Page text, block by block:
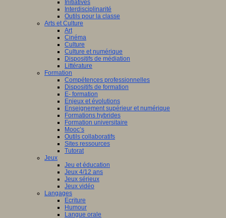
Initiatives
Interdisciplinarité
Outils pour la classe
Arts et Culture
Art
Cinéma
Culture
Culture et numérique
Dispositifs de médiation
Littérature
Formation
Compétences professionnelles
Dispositifs de formation
E- formation
Enjeux et évolutions
Enseignement supérieur et numérique
Formations hybrides
Formation universitaire
Mooc’s
Outils collaboratifs
Sites ressources
Tutorat
Jeux
Jeu et éducation
Jeux 4/12 ans
Jeux sérieux
Jeux vidéo
Langages
Ecriture
Humour
Langue orale